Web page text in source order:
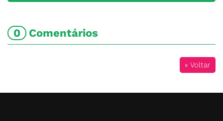
0 Comentários
« Voltar